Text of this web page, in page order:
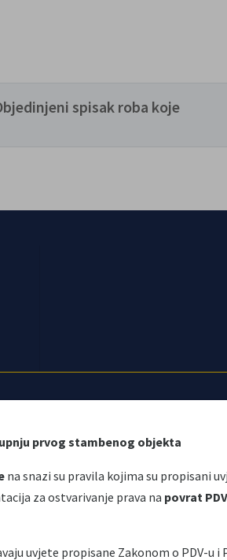
prvog stambenog objekta
na snazi su pravila kojima su propisani
za ostvarivanje prava na povrat
uvjete propisane Zakonom o PDV-u i
spisak roba koje
Korisni linkovi